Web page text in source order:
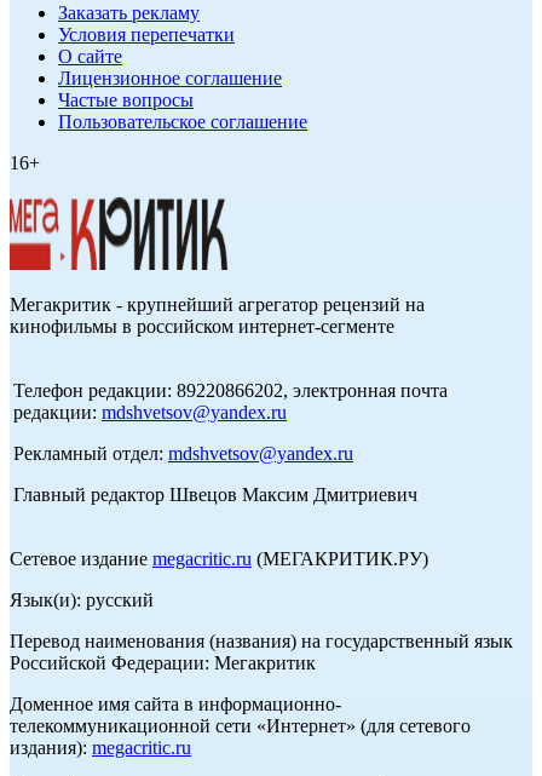
Заказать рекламу
Условия перепечатки
О сайте
Лицензионное соглашение
Частые вопросы
Пользовательское соглашение
16+
Мегакритик - крупнейший агрегатор рецензий на
кинофильмы в российском интернет-сегменте
Телефон редакции: 89220866202, электронная почта
редакции: mdshvetsov@yandex.ru
Рекламный отдел: mdshvetsov@yandex.ru
Главный редактор Швецов Максим Дмитриевич
Сетевое издание megacritic.ru (МЕГАКРИТИК.РУ)
Язык(и): русский
Перевод наименования (названия) на государственный язык
Российской Федерации: Мегакритик
Доменное имя сайта в информационно-
телекоммуникационной сети «Интернет» (для сетевого
издания): megacritic.ru